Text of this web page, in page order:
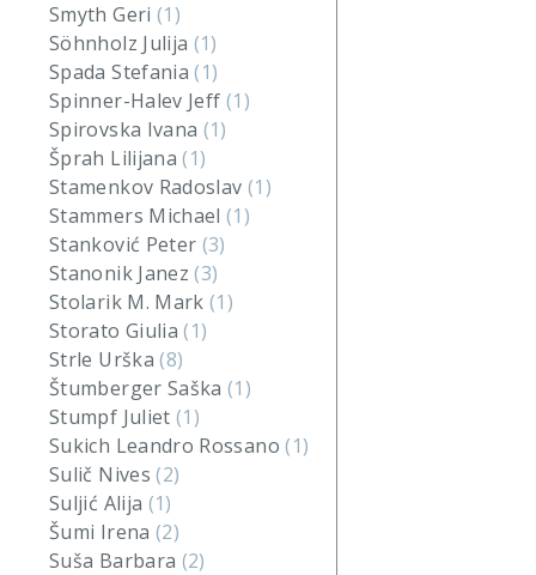
Smyth Geri (1)
Söhnholz Julija (1)
Spada Stefania(1)
Spinner-Halev Jeff (1)
Spirovska Ivana (1)
Šprah Lilijana(1)
Stamenkov Radoslav (1)
Stammers Michael(1)
Stanković Peter (3)
Stanonik Janez(3)
Stolarik M. Mark(1)
Storato Giulia(1)
Strle Urška(8)
Štumberger Saška(1)
Stumpf Juliet(1)
Sukich Leandro Rossano(1)
Sulič Nives(2)
Suljić Alija (1)
Šumi Irena (2)
Suša Barbara (2)